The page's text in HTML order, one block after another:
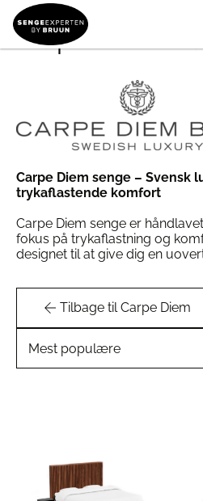
Carpe Diem
Carpe Diem senge – Svensk
trykaflastende komfort
Carpe Diem senge er
fokus på trykaflastning og
designet til at give dig en
Tilbage til Carpe Diem